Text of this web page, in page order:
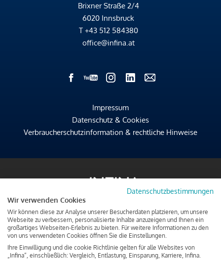
Brixner Straße 2/4
6020 Innsbruck
T +43 512 584380
office@infina.at
Impressum
Datenschutz & Cookies
Verbraucherschutzinformation & rechtliche Hinweise
Datenschutzbestimmungen
Wir verwenden Cookies
Wir können diese zur Analyse unserer Besucherdaten platzieren, um unsere
Webseite zu verbessern, personalisierte Inhalte anzuzeigen und Ihnen ein
großartiges Webseiten-Erlebnis zu bieten. Für weitere Informationen zu den
von uns verwendeten Cookies öffnen Sie die Einstellungen.
Ihre Einwilligung und die cookie Richtlinie gelten für alle Websites von
„Infina“, einschließlich: Vergleich, Entlastung, Einsparung, Karriere, Infina.